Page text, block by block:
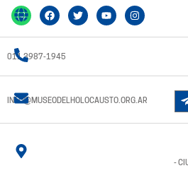
011 3987-1945
INFO@MUSEODELHOLOCAUSTO.ORG.AR
-